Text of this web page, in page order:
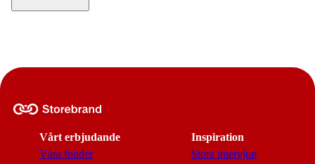
Vårt erbjudande
Våra fonder
Inspiration
Stora intervjun